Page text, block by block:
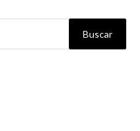
Buscar